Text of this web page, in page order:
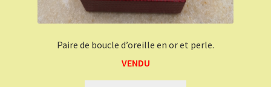
Paire de boucle d’oreille en or et perle.
VENDU